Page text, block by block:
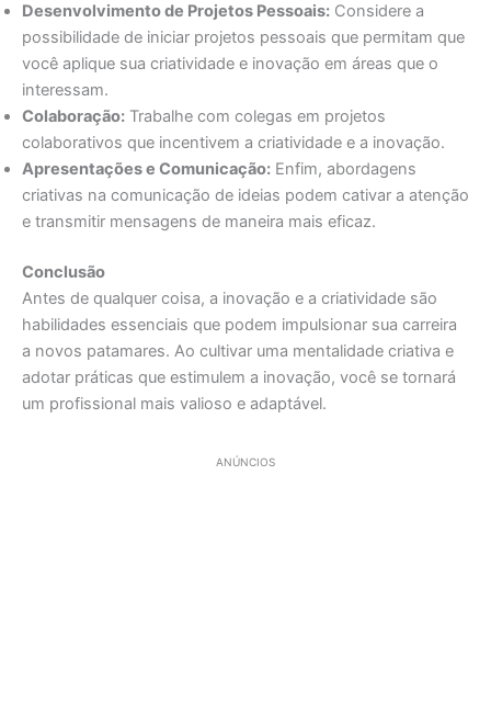
Desenvolvimento de Projetos Pessoais: Considere a
possibilidade de iniciar projetos pessoais que permitam que
você aplique sua criatividade e inovação em áreas que o
interessam.
Colaboração: Trabalhe com colegas em projetos
colaborativos que incentivem a criatividade e a inovação.
Apresentações e Comunicação: Enfim, abordagens
criativas na comunicação de ideias podem cativar a atenção
e transmitir mensagens de maneira mais eficaz.
Conclusão
Antes de qualquer coisa, a inovação e a criatividade são
habilidades essenciais que podem impulsionar sua carreira
a novos patamares. Ao cultivar uma mentalidade criativa e
adotar práticas que estimulem a inovação, você se tornará
um profissional mais valioso e adaptável.
ANÚNCIOS